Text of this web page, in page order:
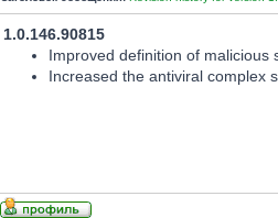
1.0.146.90815
Improved definition of malicious
Increased the antiviral complex